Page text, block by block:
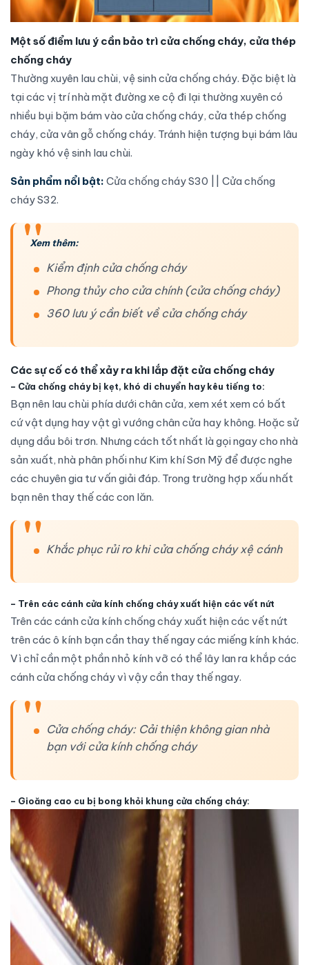
Một số điểm lưu ý cần bảo trì cửa chống cháy, cửa thép
chống cháy
Thường xuyên lau chùi, vệ sinh cửa chống cháy. Đặc biệt là
tại các vị trí nhà mặt đường xe cộ đi lại thường xuyên có
nhiều bụi bặm bám vào cửa chống cháy, cửa thép chống
cháy, cửa vân gỗ chống cháy. Tránh hiện tượng bụi bám lâu
ngày khó vệ sinh lau chùi.
Sản phẩm nổi bật: Cửa chống cháy S30
Cửa chống
cháy S32.
Xem thêm:
Kiểm định cửa chống cháy
Phong thủy cho cửa chính (cửa chống cháy)
360 lưu ý cần biết về cửa chống cháy
Các sự cố có thể xảy ra khi lắp đặt cửa chống cháy
– Cửa chống cháy bị kẹt, khó di chuyển hay kêu tiếng to:
Bạn nên lau chùi phía dưới chân cửa, xem xét xem có bất
cứ vật dụng hay vật gì vướng chân cửa hay không. Hoặc sử
dụng dầu bôi trơn. Nhưng cách tốt nhất là gọi ngay cho nhà
sản xuất, nhà phân phối như Kim khí Sơn Mỹ để được nghe
các chuyên gia tư vấn giải đáp. Trong trường hợp xấu nhất
bạn nên thay thế các con lăn.
Khắc phục rủi ro khi cửa chống cháy xệ cánh
– Trên các cánh cửa kính chống cháy xuất hiện các vết nứt
Trên các cánh cửa kính chống cháy xuất hiện các vết nứt
trên các ô kính bạn cần thay thế ngay các miếng kính khác.
Vì chỉ cần một phần nhỏ kính vỡ có thể lây lan ra khắp các
cánh cửa chống cháyvì vậy cần thay thế ngay.
Cửa chống cháy: Cải thiện không gian nhà
bạn với cửa kính chống cháy
– Gioăng cao cu bị bong khỏi khung cửa chống cháy: